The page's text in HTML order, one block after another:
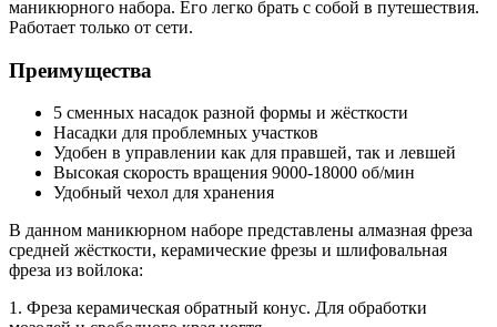
маникюрного набора. Его легко брать с собой в путешествия.
Работает только от сети.
Преимущества
5 сменных насадок разной формы и жёсткости
Насадки для проблемных участков
Удобен в управлении как для правшей, так и левшей
Высокая скорость вращения 9000-18000 об/мин
Удобный чехол для хранения
В данном маникюрном наборе представлены алмазная фреза
средней жёсткости, керамические фрезы и шлифовальная
фреза из войлока:
1. Фреза керамическая обратный конус. Для обработки